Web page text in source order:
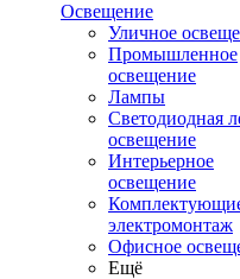
Освещение
Уличное
Промышленное
освещение
Лампы
Светодиодная
освещение
Интерьерное
освещение
электромонтаж
Офисное
Ещё